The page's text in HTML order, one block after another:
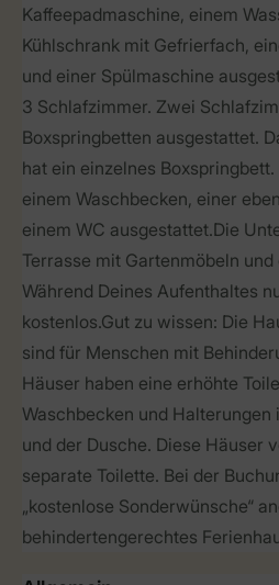
Kaffeepadmaschine, einem
Kühlschrank mit Gefrierfach,
und einer Spülmaschine
3 Schlafzimmer. Zwei
Boxspringbetten ausgestattet.
hat ein einzelnes
einem Waschbecken, einer
einem WC ausgestattet.Die
Terrasse mit Gartenmöbeln
Während Deines Aufenthaltes
kostenlos.Gut zu wissen: Die
sind für Menschen mit
Häuser haben eine erhöhte
Waschbecken und Halterungen
und der Dusche. Diese Häuser
separate Toilette. Bei der
„kostenlose Sonderwünsche“
behindertengerechtes